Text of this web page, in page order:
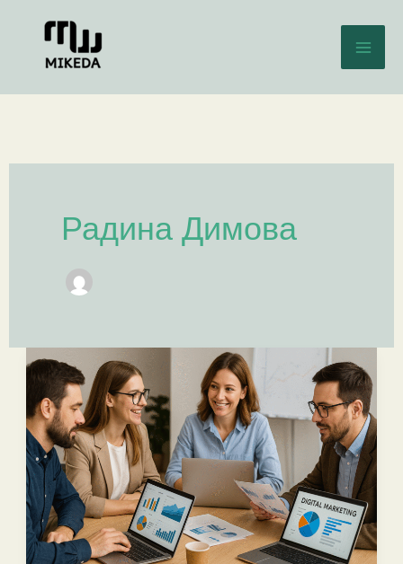
content
Радина Димова